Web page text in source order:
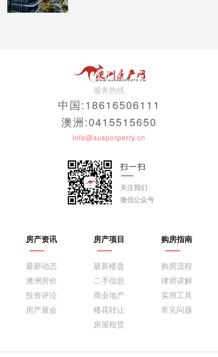
服务热线
中国:18616506111
澳洲:0415515650
info@ausporperty.cn
扫一扫
关注我们
微信公众号
房产资讯
最新动态
澳洲房价
投资评论
房产展会
房产项目
最新楼盘
二手信息
商业地产
楼花转让
房屋租赁
购房指南
购房流程
律师讲解
实用工具
常见问题